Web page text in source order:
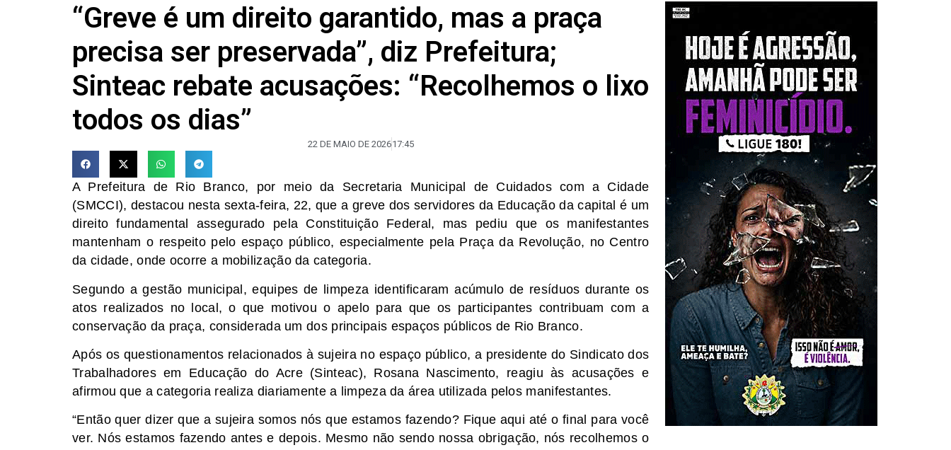
“Greve é um direito garantido, mas a praça
precisa ser preservada”, diz Prefeitura;
Sinteac rebate acusações: “Recolhemos o lixo
todos os dias”
22 DE MAIO DE 202617:45
A Prefeitura de Rio Branco, por meio da Secretaria Municipal de Cuidados com a Cidade
(SMCCI), destacou nesta sexta-feira, 22, que a greve dos servidores da Educação da capital é um
direito fundamental assegurado pela Constituição Federal, mas pediu que os manifestantes
mantenham o respeito pelo espaço público, especialmente pela Praça da Revolução, no Centro
da cidade, onde ocorre a mobilização da categoria.
Segundo a gestão municipal, equipes de limpeza identificaram acúmulo de resíduos durante os
atos realizados no local, o que motivou o apelo para que os participantes contribuam com a
conservação da praça, considerada um dos principais espaços públicos de Rio Branco.
Após os questionamentos relacionados à sujeira no espaço público, a presidente do Sindicato dos
Trabalhadores em Educação do Acre (Sinteac), Rosana Nascimento, reagiu às acusações e
afirmou que a categoria realiza diariamente a limpeza da área utilizada pelos manifestantes.
“Então quer dizer que a sujeira somos nós que estamos fazendo? Fique aqui até o final para você
ver. Nós estamos fazendo antes e depois. Mesmo não sendo nossa obrigação, nós recolhemos o